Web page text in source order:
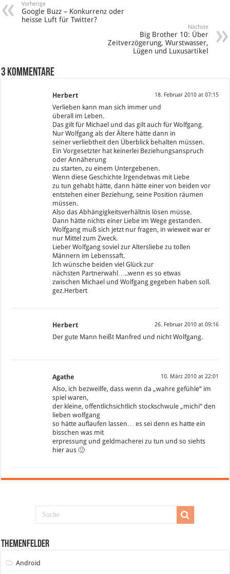
Vorherige
Google Buzz – Konkurrenz oder
heisse Luft für Twitter?
Nächste
Big Brother 10: Über
Zeitverzögerung, Wurstwasser,
Lügen und Luxusartikel
3 Kommentare
Herbert 18. Februar 2010 at 07:15
Verlieben kann man sich immer und
überall im Leben.
Das gilt für Michael und das gilt auch für Wolfgang.
Nur Wolfgang als der Ältere hätte dann in
seiner verliebtheit den Überblick behalten müssen.
Ein Vorgesetzter hat keinerlei Beziehungsanspruch
oder Annäherung
zu starten, zu einem Untergebenen.
Wenn diese Geschichte Irgendetwas mit Liebe
zu tun gehabt hätte, dann hätte einer von beiden vor
entstehen einer Beziehung, seine Position räumen
müssen.
Also das Abhängigkeitsverhältnis lösen müsse.
Dann hätte nichts einer Liebe im Wege gestanden.
Wolfgang muß sich jetzt nur fragen, in wieweit war er
nur Mittel zum Zweck.
Lieber Wolfgang soviel zur Altersliebe zu tollen
Männern im Lebenssaft.
Ich wünsche beiden viel Glück zur
nächsten Partnerwahl…..wenn es so etwas
zwischen Michael und Wolfgang gegeben haben soll.
gez.Herbert
Herbert 26. Februar 2010 at 09:16
Der gute Mann heißt Manfred und nicht Wolfgang.
Agathe 10. März 2010 at 22:01
Also, ich bezweilfe, dass wenn da „wahre gefühle“ im
spiel waren,
der kleine, offentlichsichtlich stockschwule „michi“ den
lieben wolfgang
so hätte auflaufen lassen… es sei denn es hatte ein
bisschen was mit
erpressung und geldmacherei zu tun und so siehts
hier aus 🙂
Themenfelder
Android